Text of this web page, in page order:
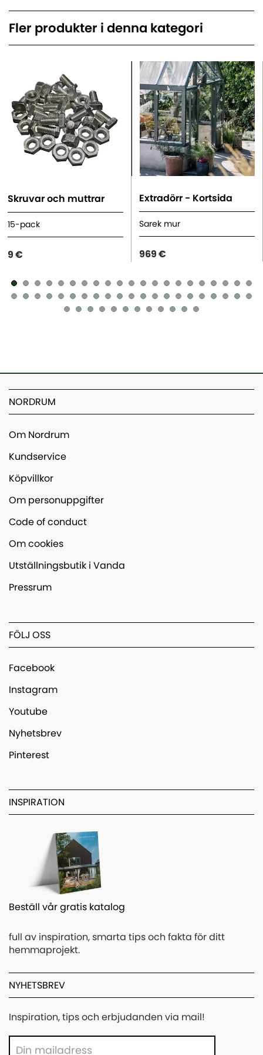
Fler produkter i denna kategori
Skruvar och muttrar
15-pack
9 €
Extradörr - Kortsida
Sarek mur
969 €
NORDRUM
Om Nordrum
Kundservice
Köpvillkor
Om personuppgifter
Code of conduct
Om cookies
Utställningsbutik i Vanda
Pressrum
FÖLJ OSS
Facebook
Instagram
Youtube
Nyhetsbrev
Pinterest
INSPIRATION
Beställ vår gratis katalog
full av inspiration, smarta tips och fakta för ditt
hemmaprojekt.
NYHETSBREV
Inspiration, tips och erbjudanden via mail!